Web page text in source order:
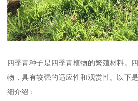
四季青种子是四季青植物的繁殖材料。
物，具有较强的适应性和观赏性。以下
细介绍：